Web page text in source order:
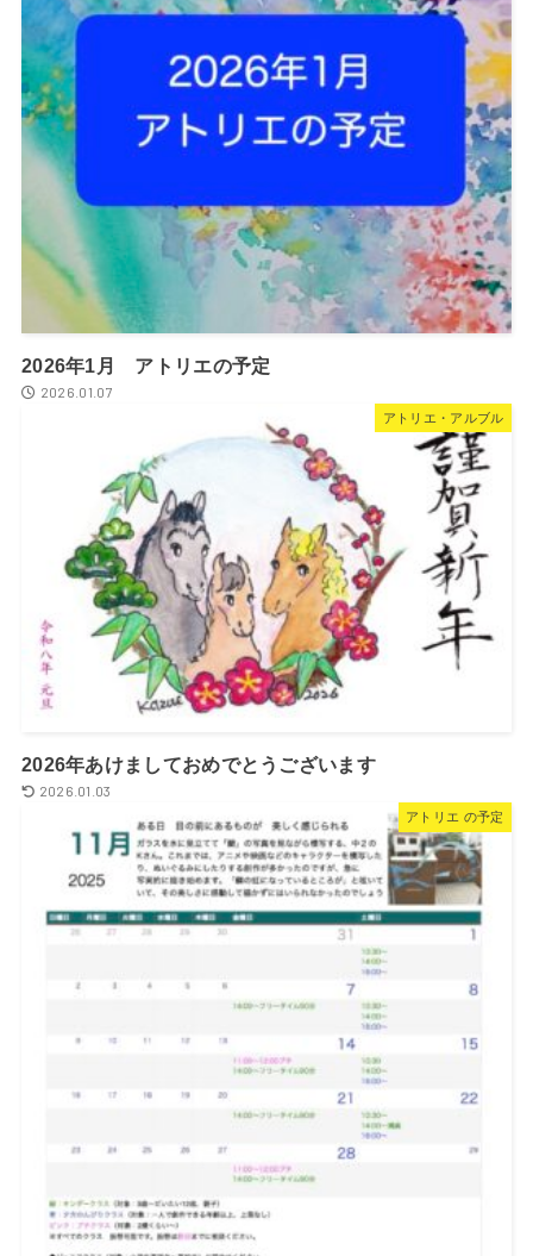
2026年1月 アトリエの予定
2026.01.07
アトリエ・アルブル
2026年あけましておめでとうございます
2026.01.03
アトリエ の予定